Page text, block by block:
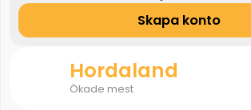
Skapa konto
Hordaland
Ökade mest